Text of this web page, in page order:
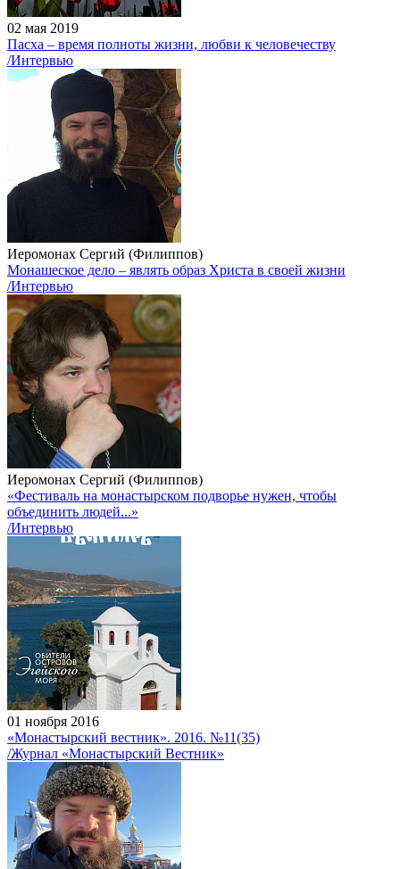
02 мая 2019
Пасха – время полноты жизни, любви к человечеству
/Интервью
Иеромонах Сергий (Филиппов)
Монашеское дело – являть образ Христа в своей жизни
/Интервью
Иеромонах Сергий (Филиппов)
«Фестиваль на монастырском подворье нужен, чтобы
объединить людей...»
/Интервью
01 ноября 2016
«Монастырский вестник». 2016. №11(35)
/Журнал «Монастырский Вестник»